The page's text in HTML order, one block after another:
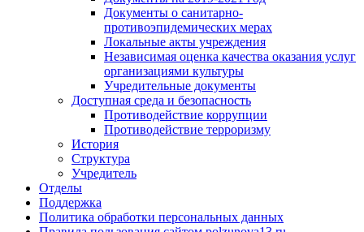
Документы о санитарно-
противоэпидемических мерах
Локальные акты учреждения
Независимая оценка качества оказания услуг
организациями культуры
Учредительные документы
Доступная среда и безопасность
Противодействие коррупции
Противодействие терроризму
История
Структура
Учредитель
Отделы
Поддержка
Политика обработки персональных данных